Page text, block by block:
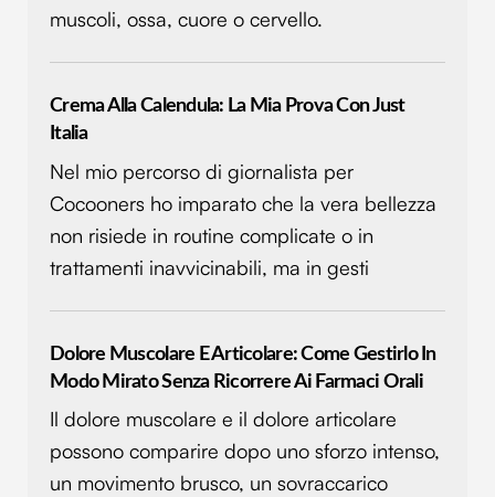
muscoli, ossa, cuore o cervello.
Crema Alla Calendula: La Mia Prova Con Just
Italia
Nel mio percorso di giornalista per
Cocooners ho imparato che la vera bellezza
non risiede in routine complicate o in
trattamenti inavvicinabili, ma in gesti
Dolore Muscolare E Articolare: Come Gestirlo In
Modo Mirato Senza Ricorrere Ai Farmaci Orali
Il dolore muscolare e il dolore articolare
possono comparire dopo uno sforzo intenso,
un movimento brusco, un sovraccarico